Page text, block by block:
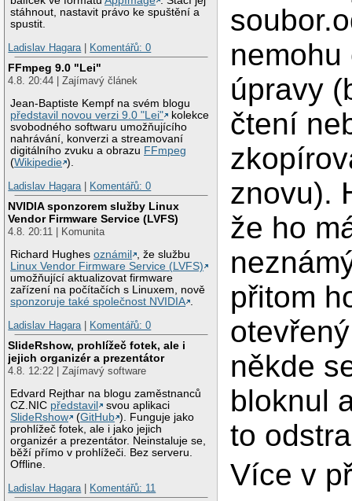
stáhnout, nastavit právo ke spuštění a
spustit.
Ladislav Hagara
Komentářů: 0
FFmpeg 9.0 "Lei"
4.8. 20:44 | Zajímavý článek
Jean-Baptiste Kempf na svém blogu
představil novou verzi 9.0 "Lei"
kolekce
svobodného softwaru umožňujícího
nahrávání, konverzi a streamovaní
digitálního zvuku a obrazu FFmpeg
(Wikipedie ).
Ladislav Hagara
Komentářů: 0
NVIDIA sponzorem služby Linux
Vendor Firmware Service (LVFS)
4.8. 20:11 | Komunita
Richard Hughesoznámil
, že službu
Linux Vendor Firmware Service (LVFS)
umožňující aktualizovat firmware
zařízení na počítačích s Linuxem, nově
sponzoruje také společnost NVIDIA .
Ladislav Hagara | Komentářů: 0
SlideRshow, prohlížeč fotek, ale i
jejich organizér a prezentátor
4.8. 12:22 | Zajímavý software
Edvard Rejthar na blogu zaměstnanců
CZ.NIC představil
svou aplikaci
SlideRshow
(GitHub ). Funguje jako
prohlížeč fotek, ale i jako jejich
organizér a prezentátor. Neinstaluje se,
běží přímo v prohlížeči. Bez serveru.
Offline.
Ladislav Hagara | Komentářů: 11
úpravy
čtení
znovu).
že ho
přitom
někde
bloknul
to
Více v